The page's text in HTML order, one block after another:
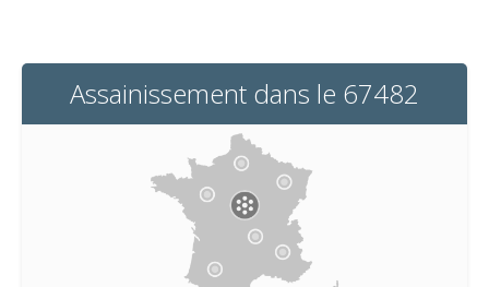
Assainissement dans le 67482